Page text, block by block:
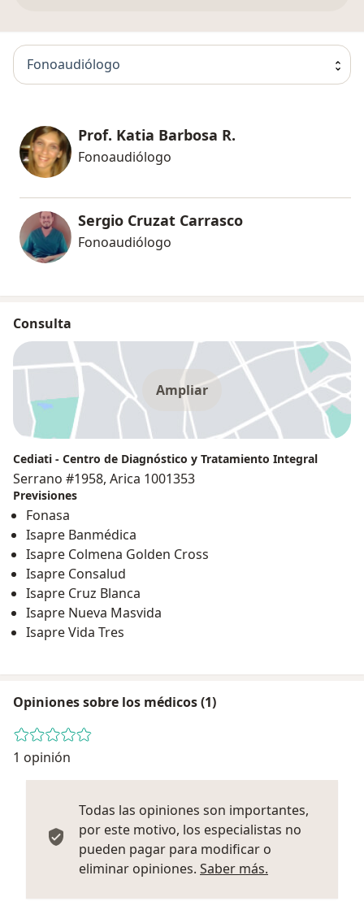
Fonoaudiólogo
Prof. Katia Barbosa R.
Fonoaudiólogo
Sergio Cruzat Carrasco
Fonoaudiólogo
Consulta
Ampliar
Cediati - Centro de Diagnóstico y Tratamiento Integral
Serrano #1958, Arica 1001353
Previsiones
Fonasa
Isapre Banmédica
Isapre Colmena Golden Cross
Isapre Consalud
Isapre Cruz Blanca
Isapre Nueva Masvida
Isapre Vida Tres
Opiniones sobre los médicos (1)
1 opinión
Todas las opiniones son importantes,
por este motivo, los especialistas no
pueden pagar para modificar o
eliminar opiniones. Saber más.